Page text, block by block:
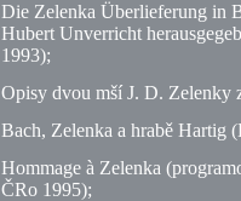
Die Zelenka Überlieferung in
Hubert Unverricht
1993);
Opisy dvou mší J. D. Zelenky
Bach, Zelenka a hrabě Hartig
Hommage à Zelenka
ČRo 1995);